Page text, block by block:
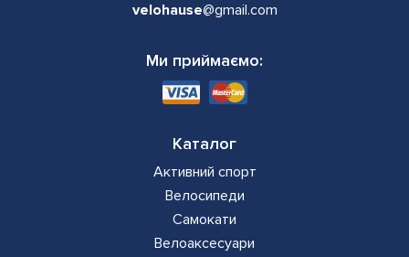
Каталог
Активний спорт
Велосипеди
Самокати
Велоаксесуари
velohause@gmail.com
Ми приймаємо: